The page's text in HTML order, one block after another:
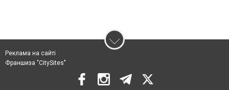
Реклама на сайті
Франшиза "CitySites"